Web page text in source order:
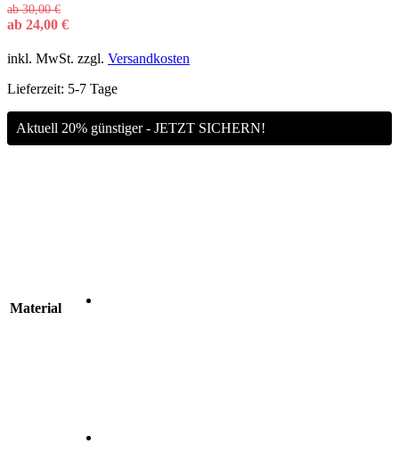
ab30,00€
ab 24,00 €
inkl. MwSt. zzgl. Versandkosten
Lieferzeit: 5-7 Tage
Aktuell 20% günstiger - JETZT SICHERN!
Material